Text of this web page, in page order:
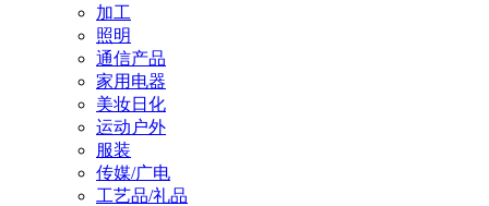
加工
照明
通信产品
家用电器
美妆日化
运动户外
服装
传媒/广电
工艺品/礼品